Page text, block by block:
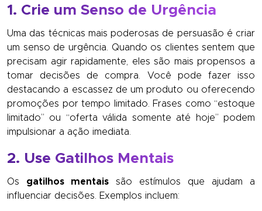
1. Crie um Senso de Urgência
Uma das técnicas mais poderosas de persuasão é criar
um senso de urgência. Quando os clientes sentem que
precisam agir rapidamente, eles são mais propensos a
tomar decisões de compra. Você pode fazer isso
destacando a escassez de um produto ou oferecendo
promoções por tempo limitado. Frases como “estoque
limitado” ou “oferta válida somente até hoje” podem
impulsionar a ação imediata.
2. Use Gatilhos Mentais
Os gatilhos mentais são estímulos que ajudam a
influenciar decisões. Exemplos incluem: